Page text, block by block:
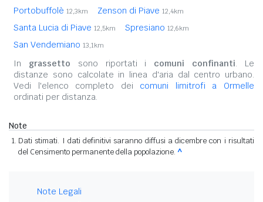
Portobuffolè 12,3km Zenson di Piave 12,4km
Santa Lucia di Piave 12,5km Spresiano 12,6km
San Vendemiano 13,1km
In grassetto sono riportati i comuni confinanti. Le
distanze sono calcolate in linea d'aria dal centro urbano.
Vedi l'elenco completo dei comuni limitrofi a Ormelle
ordinati per distanza.
Note
Dati stimati. I dati definitivi saranno diffusi a dicembre con i risultati
del Censimento permanente della popolazione. ^
Note Legali